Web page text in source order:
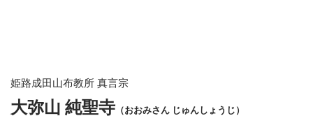
姫路成田山布教所 真言宗
大弥山 純聖寺 （おおみさん じゅんしょうじ）